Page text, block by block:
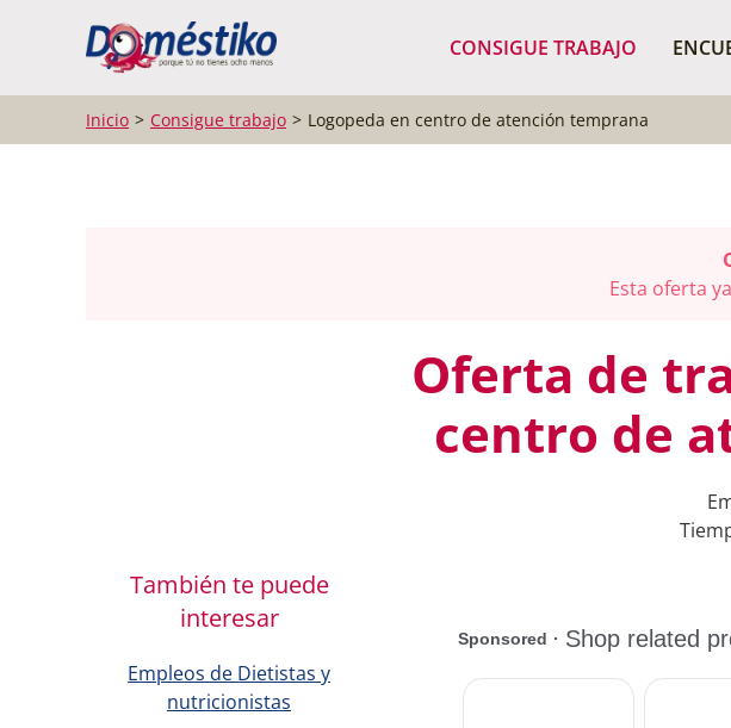
CONSIGUE TRABAJO
Inicio Consigue trabajo Logopeda en centro de atención temprana
Esta oferta
Oferta de
centro de
También te puede
interesar
Empleos de Dietistas y
nutricionistas